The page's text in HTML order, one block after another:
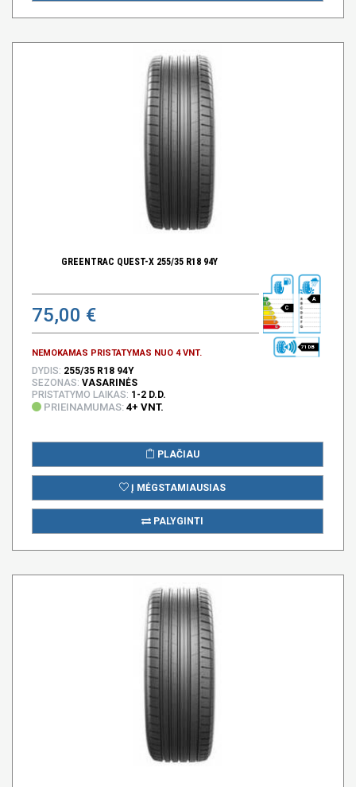
GREENTRAC QUEST-X 255/35 R18 94Y
75,00 €
NEMOKAMAS PRISTATYMAS NUO 4 VNT.
C
A
71 DB
DYDIS: 255/35 R18 94Y
SEZONAS: VASARINĖS
PRISTATYMO LAIKAS: 1-2 D.D.
PRIEINAMUMAS: 4+ VNT.
PLAČIAU
Į MĖGSTAMIAUSIAS
PALYGINTI